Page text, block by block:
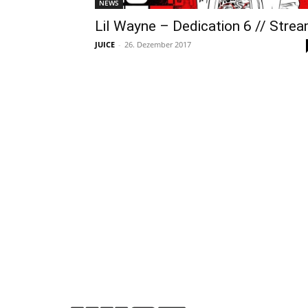
NEWS
Lil Wayne – Dedication 6 //
JUICE - 26. Dezember 2017